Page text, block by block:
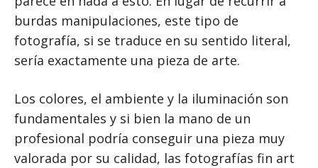
burdas manipulaciones, este tipo de
fotografía, si se traduce en su sentido literal,
sería exactamente una pieza de arte.
Los colores, el ambiente y la iluminación son
fundamentales y si bien la mano de un
profesional podría conseguir una pieza muy
valorada por su calidad, las fotografías fin art